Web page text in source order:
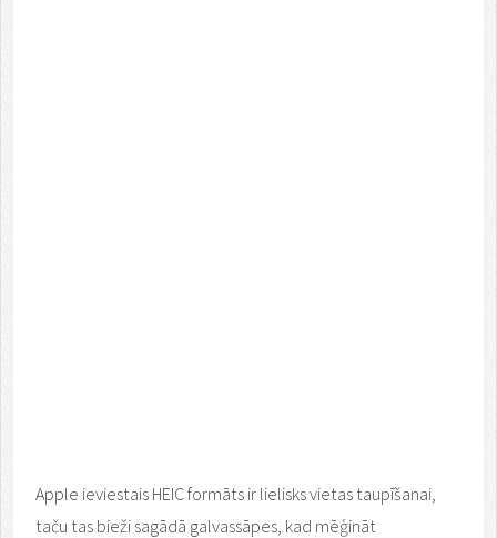
Apple ieviestais HEIC formāts ir lielisks vietas taupīšanai,
taču tas bieži sagādā galvassāpes, kad mēģināt